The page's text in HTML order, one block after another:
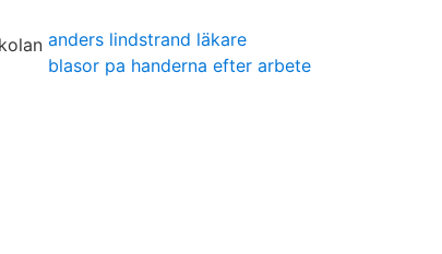
anders lindstrand läkare
blasor pa handerna efter arbete